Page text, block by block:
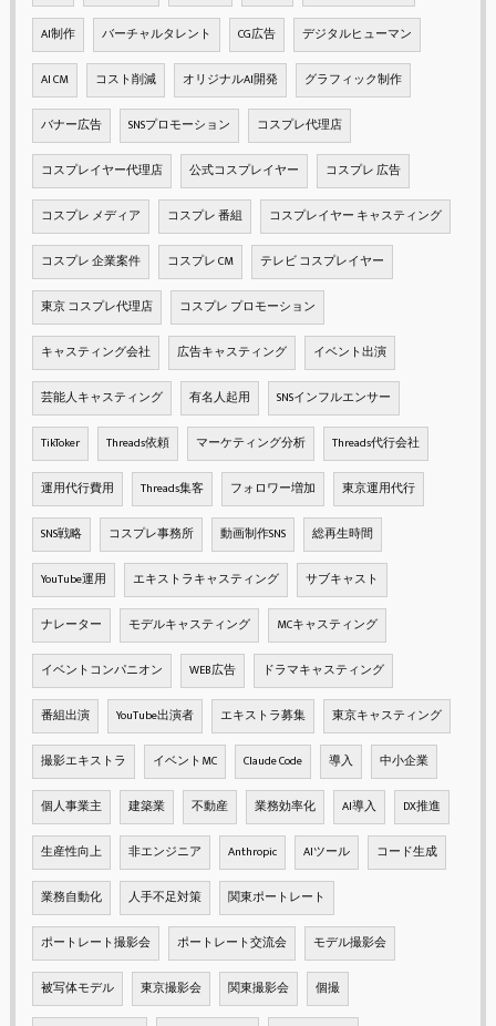
AI制作 バーチャルタレント CG広告 デジタルヒューマン
AI CM コスト削減 オリジナルAI開発 グラフィック制作
バナー広告 SNSプロモーション コスプレ代理店
コスプレイヤー代理店 公式コスプレイヤー コスプレ 広告
コスプレ メディア コスプレ 番組 コスプレイヤー キャスティング
コスプレ 企業案件 コスプレ CM テレビ コスプレイヤー
東京 コスプレ代理店 コスプレ プロモーション
キャスティング会社 広告キャスティング イベント出演
芸能人キャスティング 有名人起用 SNSインフルエンサー
TikToker Threads依頼 マーケティング分析 Threads代行会社
運用代行費用 Threads集客 フォロワー増加 東京運用代行
SNS戦略 コスプレ事務所 動画制作SNS 総再生時間
YouTube運用 エキストラキャスティング サブキャスト
ナレーター モデルキャスティング MCキャスティング
イベントコンパニオン WEB広告 ドラマキャスティング
番組出演 YouTube出演者 エキストラ募集 東京キャスティング
撮影エキストラ イベントMC Claude Code 導入 中小企業
個人事業主 建築業 不動産 業務効率化 AI導入 DX推進
生産性向上 非エンジニア Anthropic AIツール コード生成
業務自動化 人手不足対策 関東ポートレート
ポートレート撮影会 ポートレート交流会 モデル撮影会
被写体モデル 東京撮影会 関東撮影会 個撮